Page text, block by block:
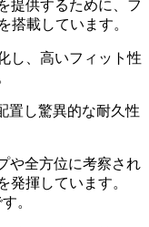
提供するために、フ
搭載しています。
し、高いフィット性
置し驚異的な耐久性
や全方位に考察され
発揮しています。
。